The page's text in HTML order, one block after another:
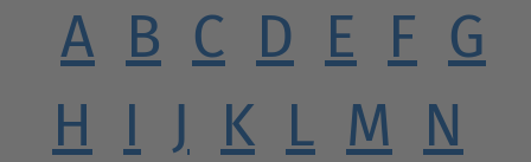
A B C D E F G
H I J K L M N